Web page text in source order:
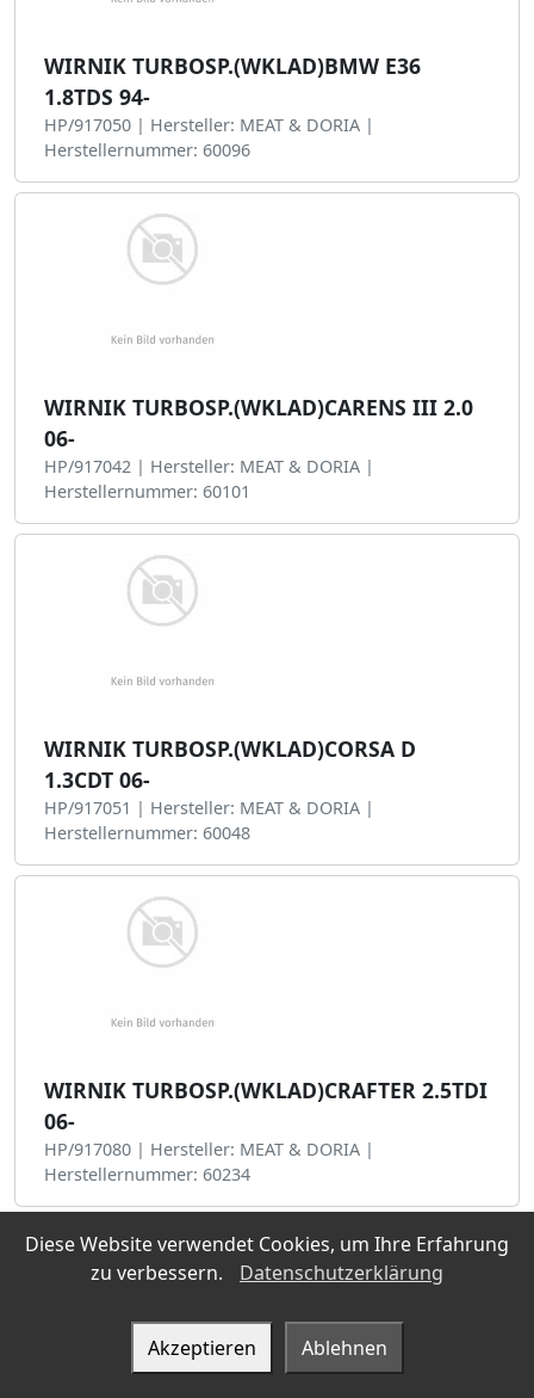
WIRNIK TURBOSP.(WKLAD)BMW E36
1.8TDS 94-
HP/917050 | Hersteller: MEAT & DORIA |
Herstellernummer: 60096
WIRNIK TURBOSP.(WKLAD)CARENS III 2.0
06-
HP/917042 | Hersteller: MEAT & DORIA |
Herstellernummer: 60101
WIRNIK TURBOSP.(WKLAD)CORSA D
1.3CDT 06-
HP/917051 | Hersteller: MEAT & DORIA |
Herstellernummer: 60048
WIRNIK TURBOSP.(WKLAD)CRAFTER 2.5TDI
06-
HP/917080 | Hersteller: MEAT & DORIA |
Herstellernummer: 60234
Diese Website verwendet Cookies, um Ihre Erfahrung
zu verbessern.
Datenschutzerklärung
Akzeptieren Ablehnen